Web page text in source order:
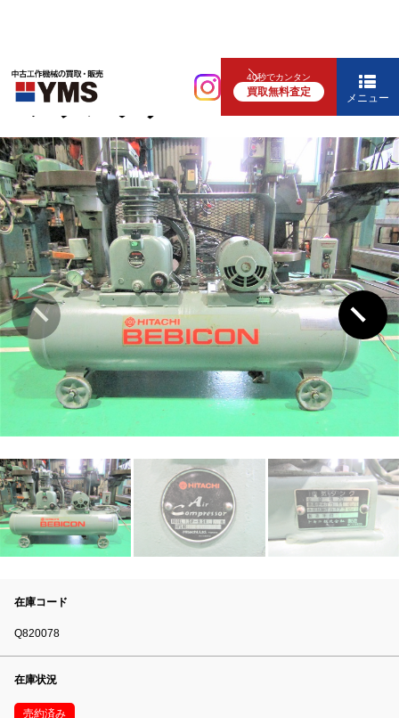
40秒でカンタン
買取無料査定 メニュー
コンプレッサー
コンプレッサー
在庫コード
Q820078
在庫状況
売約済み